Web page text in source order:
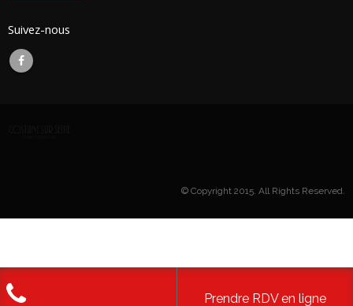
Suivez-nous
© Copyright 2015. All Rights Reserved.
Prendre RDV en ligne